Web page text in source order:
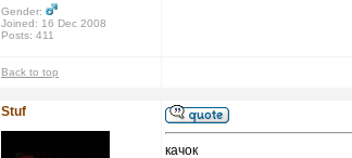
Gender:
Joined: 16 Dec 2008
Posts: 411
Back to top
Stuf
качок